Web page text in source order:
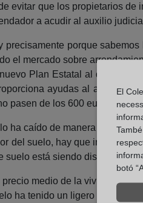
evitar que los propietarios
a acudir al auxilio
precisamente porque
el mercado sobre
Plan Estatal al que me
ayudas al alquiler
pasen de los 600 euros
ha caído de manera
del suelo, hay que indicar
suelo está siendo distinto.
medio de la vivienda
ha tenido un ligero repunte
El
botó